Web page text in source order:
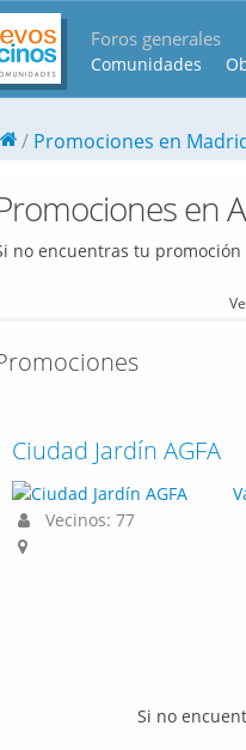
Foros generales
Comunidades
Promociones en
en
no encuentras tu promoción
Ciudad Jardín AGFA
Vecinos: 77
Si no